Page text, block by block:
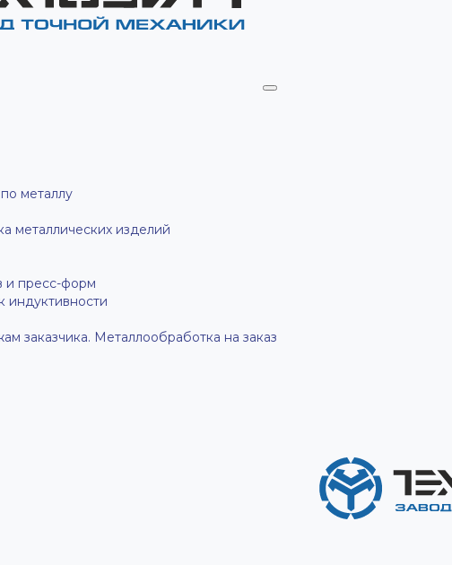
металлу
металлических изделий
и пресс-форм
индуктивности
заказчика. Металлообработка на заказ